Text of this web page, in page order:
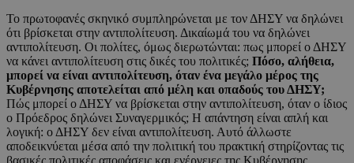
Το πρωτοφανές σκηνικό συμπληρώνεται με τον ΔΗΣΥ να δηλώνει
ότι βρίσκεται στην αντιπολίτευση. Δικαίωμά του να δηλώνει
αντιπολίτευση. Οι πολίτες, όμως διερωτώνται: πως μπορεί ο ΔΗΣΥ
να κάνει αντιπολίτευση στις δικές του πολιτικές; Πόσο, αλήθεια,
μπορεί να είναι αντιπολίτευση, όταν ένα μεγάλο μέρος της
Κυβέρνησης αποτελείται από μέλη και οπαδούς του ΔΗΣΥ;
Πώς μπορεί ο ΔΗΣΥ να βρίσκεται στην αντιπολίτευση, όταν ο ίδιος
ο Πρόεδρος δηλώνει Συναγερμικός; Η απάντηση είναι απλή και
λογική: ο ΔΗΣΥ δεν είναι αντιπολίτευση. Αυτό άλλωστε
αποδεικνύεται μέσα από την πολιτική του πρακτική στηρίζοντας τις
βασικές πολιτικές αποφάσεις και ενέργειες της Κυβέρνησης.